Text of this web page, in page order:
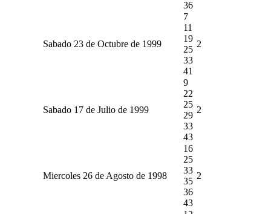
36
Sabado 23 de Octubre de 1999
7
11
19
25
33
41
2
Sabado 17 de Julio de 1999
9
22
25
29
33
43
2
Miercoles 26 de Agosto de 1998
16
25
33
35
36
43
2